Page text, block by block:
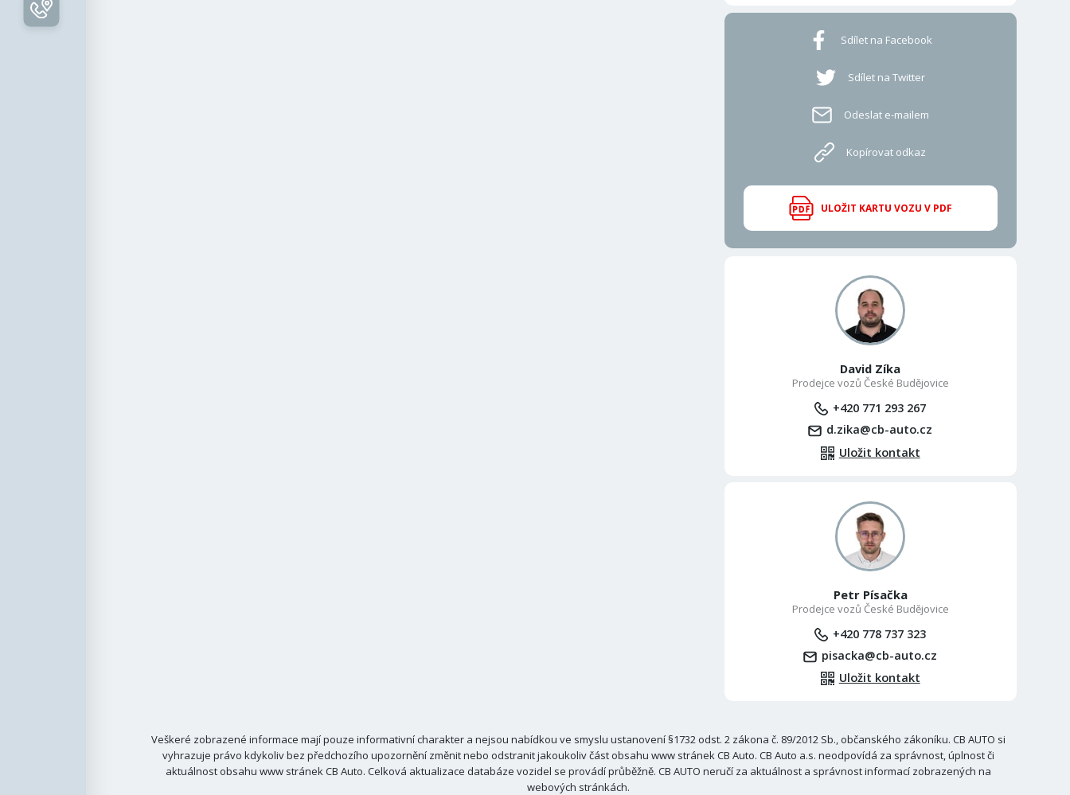
Sdílet na Facebook
Sdílet na Twitter
Odeslat e-mailem
Kopírovat odkaz
ULOŽIT KARTU VOZU V PDF
David Zíka
Prodejce vozů České Budějovice
+420 771 293 267
d.zika@cb-auto.cz
Uložit kontakt
Petr Písačka
Prodejce vozů České Budějovice
+420 778 737 323
pisacka@cb-auto.cz
Uložit kontakt
Veškeré zobrazené informace mají pouze informativní charakter a nejsou nabídkou ve smyslu ustanovení §1732 odst. 2 zákona č. 89/2012 Sb., občanského zákoníku. CB AUTO si
vyhrazuje právo kdykoliv bez předchozího upozornění změnit nebo odstranit jakoukoliv část obsahu www stránek CB Auto. CB Auto a.s. neodpovídá za správnost, úplnost či
aktuálnost obsahu www stránek CB Auto. Celková aktualizace databáze vozidel se provádí průběžně. CB AUTO neručí za aktuálnost a správnost informací zobrazených na
webových stránkách.